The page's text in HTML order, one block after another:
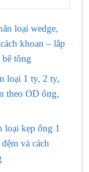
loại wedge,
khoan – lắp
bê tông
loại 1 ty, 2 ty,
theo OD ống,
loại kẹp ống 1
và cách